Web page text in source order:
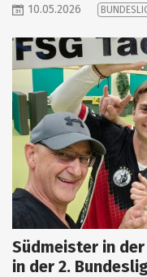
10.05.2026
Südmeister in
in der 2.